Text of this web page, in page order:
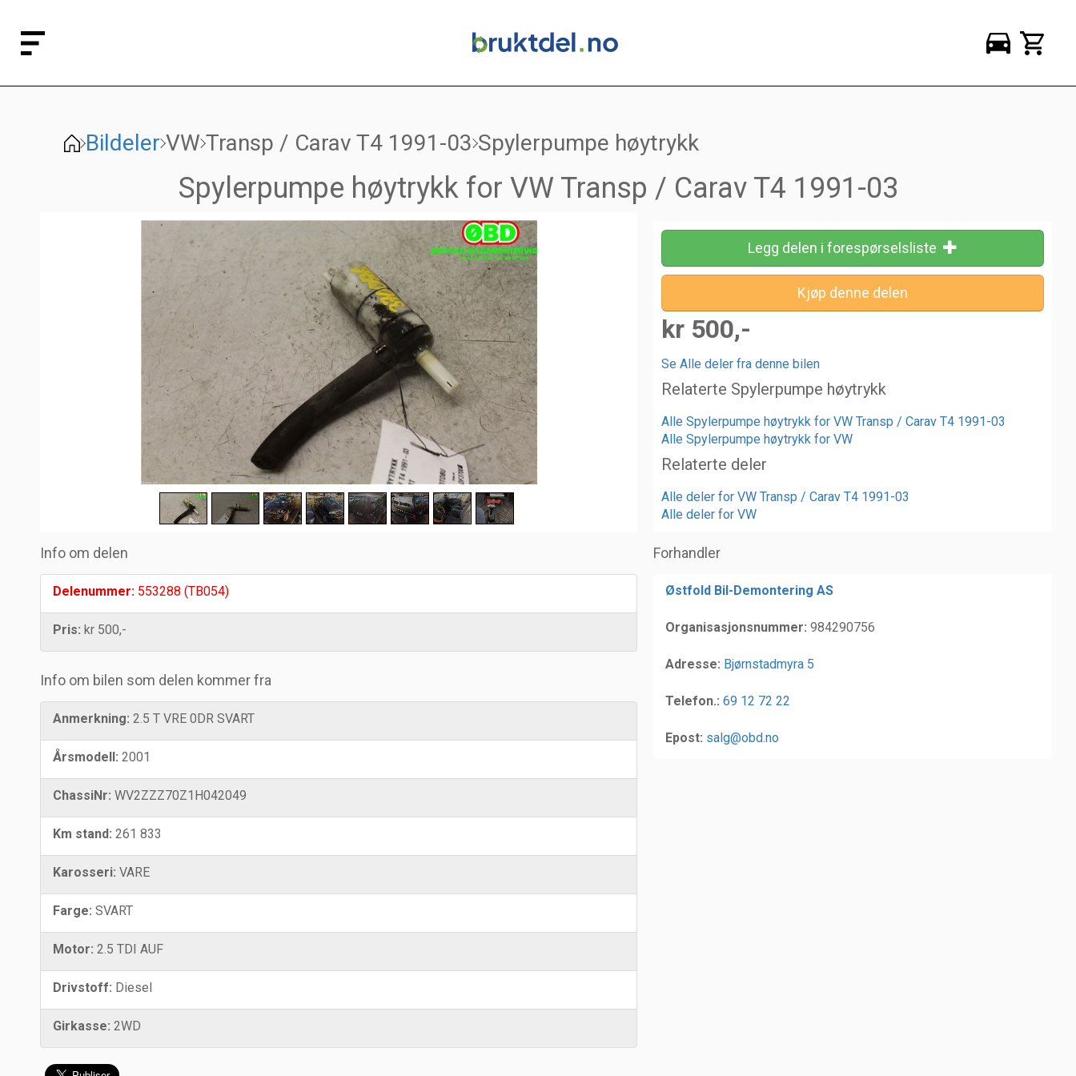
Bildeler VW Transp / Carav T4 1991-03 Spylerpumpe høytrykk
Spylerpumpe høytrykk for VW Transp / Carav T4 1991-03
Legg delen i forespørselsliste
kr 500,-
Se Alle deler fra denne bilen
Relaterte Spylerpumpe høytrykk
Alle Spylerpumpe høytrykk for VW Transp / Carav T4 1991-03
Alle Spylerpumpe høytrykk for VW
Relaterte deler
Alle deler for VW Transp / Carav T4 1991-03
Alle deler for VW
Forhandler
Østfold Bil-Demontering AS
Organisasjonsnummer: 984290756
Adresse: Bjørnstadmyra 5
Telefon.: 69 12 72 22
Epost: salg@obd.no
Info om delen
Delenummer: 553288 (TB054)
Pris: kr 500,-
Info om bilen som delen kommer fra
Anmerkning: 2.5 T VRE 0DR SVART
Årsmodell: 2001
ChassiNr: WV2ZZZ70Z1H042049
Km stand: 261 833
Karosseri: VARE
Farge: SVART
Motor: 2.5 TDI AUF
Drivstoff: Diesel
Girkasse: 2WD